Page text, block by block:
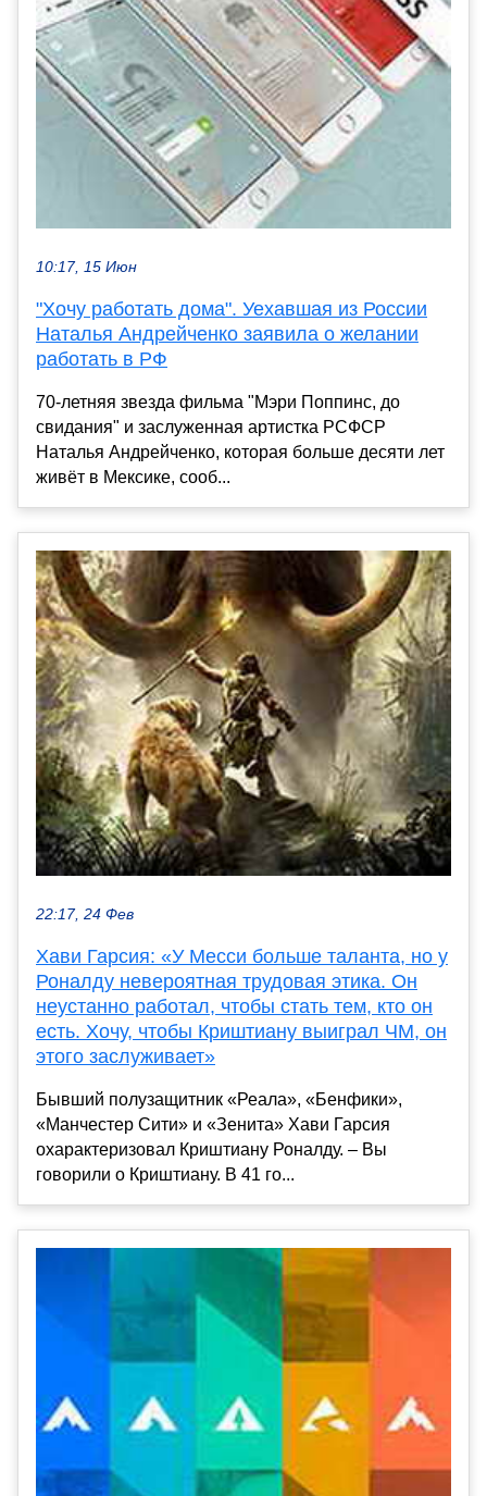
10:17, 15 Июн
"Хочу работать дома". Уехавшая из России
Наталья Андрейченко заявила о желании
работать в РФ
70-летняя звезда фильма "Мэри Поппинс, до
свидания" и заслуженная артистка РСФСР
Наталья Андрейченко, которая больше десяти лет
живёт в Мексике, сооб...
22:17, 24 Фев
Хави Гарсия: «У Месси больше таланта, но у
Роналду невероятная трудовая этика. Он
неустанно работал, чтобы стать тем, кто он
есть. Хочу, чтобы Криштиану выиграл ЧМ, он
этого заслуживает»
Бывший полузащитник «Реала», «Бенфики»,
«Манчестер Сити» и «Зенита» Хави Гарсия
охарактеризовал Криштиану Роналду. – Вы
говорили о Криштиану. В 41 го...